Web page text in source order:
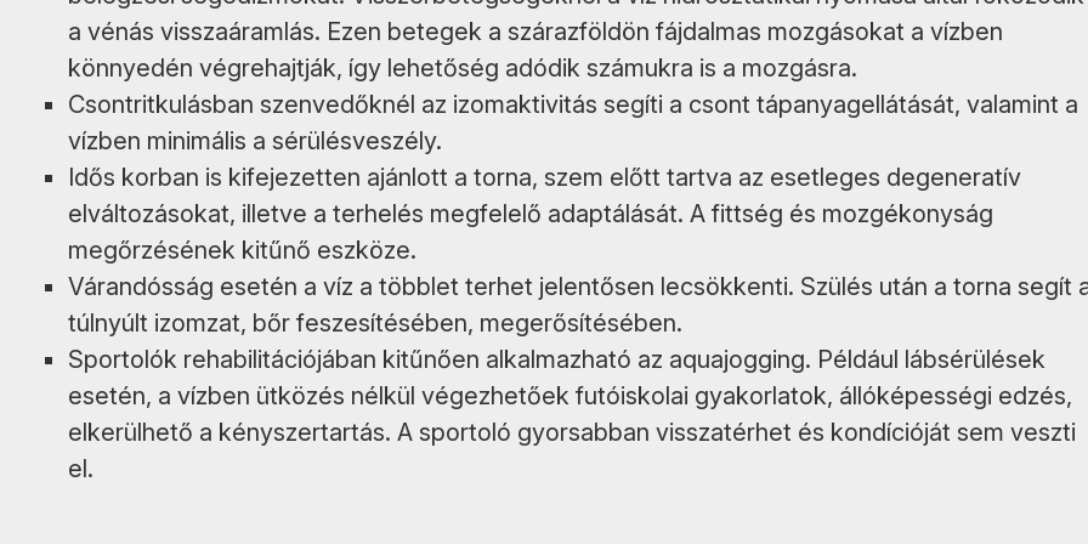
a vénás visszaáramlás. Ezen betegek a szárazföldön fájdalmas mozgásokat a vízben
könnyedén végrehajtják, így lehetőség adódik számukra is a mozgásra.
Csontritkulásban szenvedőknél az izomaktivitás segíti a csont tápanyagellátását, valamint a
vízben minimális a sérülésveszély.
Idős korban is kifejezetten ajánlott a torna, szem előtt tartva az esetleges degeneratív
elváltozásokat, illetve a terhelés megfelelő adaptálását. A fittség és mozgékonyság
megőrzésének kitűnő eszköze.
Várandósság esetén a víz a többlet terhet jelentősen lecsökkenti. Szülés után a torna segít
túlnyúlt izomzat, bőr feszesítésében, megerősítésében.
Sportolók rehabilitációjában kitűnően alkalmazható az aquajogging. Például lábsérülések
esetén, a vízben ütközés nélkül végezhetőek futóiskolai gyakorlatok, állóképességi edzés,
elkerülhető a kényszertartás. A sportoló gyorsabban visszatérhet és kondícióját sem veszti
el.